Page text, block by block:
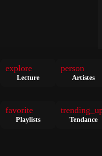
explore
Lecture
person
Artistes
favorite
Playlists Tendance